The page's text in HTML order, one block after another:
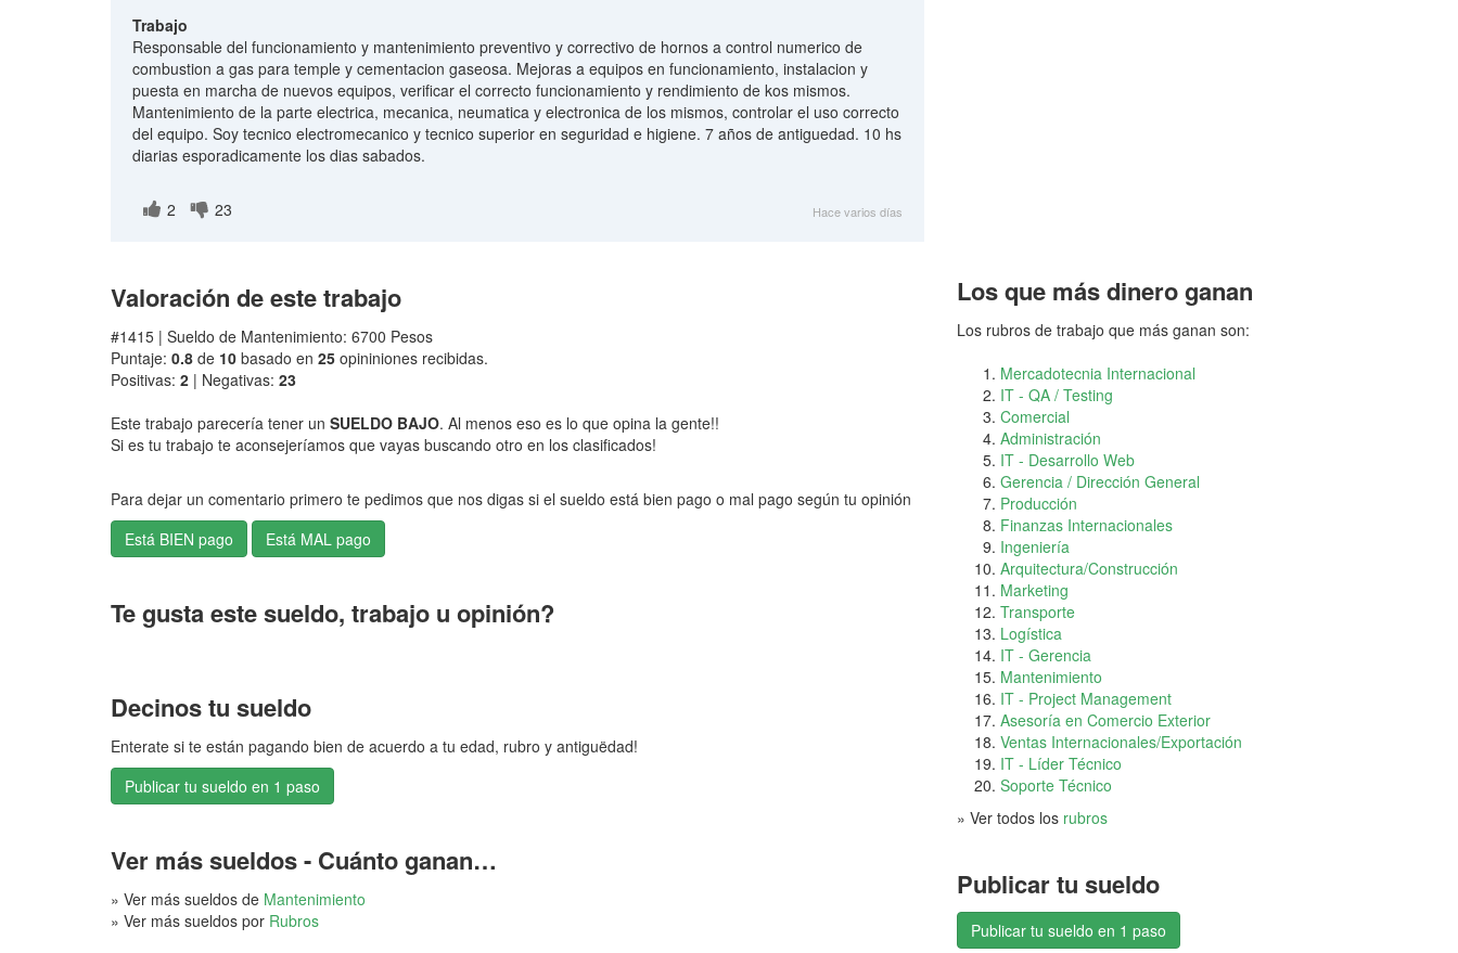
Trabajo
Responsable del funcionamiento y mantenimiento preventivo y correctivo de hornos a control numerico de
combustion a gas para temple y cementacion gaseosa. Mejoras a equipos en funcionamiento, instalacion y
puesta en marcha de nuevos equipos, verificar el correcto funcionamiento y rendimiento de kos mismos.
Mantenimiento de la parte electrica, mecanica, neumatica y electronica de los mismos, controlar el uso correcto
del equipo. Soy tecnico electromecanico y tecnico superior en seguridad e higiene. 7 años de antiguedad. 10 hs
diarias esporadicamente los dias sabados.
2 23 Hace varios días
Valoración de este trabajo
#1415 | Sueldo de Mantenimiento: 6700 Pesos
Puntaje: 0.8 de 10 basado en 25 opininiones recibidas.
Positivas: 2 | Negativas: 23
Este trabajo parecería tener un SUELDO BAJO. Al menos eso es lo que opina la gente!!
Si es tu trabajo te aconsejeríamos que vayas buscando otro en los clasificados!
Para dejar un comentario primero te pedimos que nos digas si el sueldo está bien pago o mal pago según tu opinión
Te gusta este sueldo, trabajo u opinión?
Decinos tu sueldo
Enterate si te están pagando bien de acuerdo a tu edad, rubro y antiguëdad!
Publicar tu sueldo en 1 paso
Ver más sueldos - Cuánto ganan…
» Ver más sueldos de Mantenimiento
» Ver más sueldos por Rubros
Los que más dinero ganan
Los rubros de trabajo que más ganan son:
Mercadotecnia Internacional
IT - QA / Testing
Comercial
Administración
IT - Desarrollo Web
Gerencia / Dirección General
Producción
Finanzas Internacionales
Ingeniería
Arquitectura/Construcción
Marketing
Transporte
Logística
IT - Gerencia
Mantenimiento
IT - Project Management
Asesoría en Comercio Exterior
Ventas Internacionales/Exportación
IT - Líder Técnico
Soporte Técnico
» Ver todos los rubros
Publicar tu sueldo
Publicar tu sueldo en 1 paso